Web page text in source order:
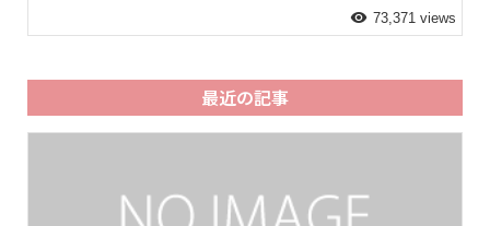
73,371 views
最近の記事